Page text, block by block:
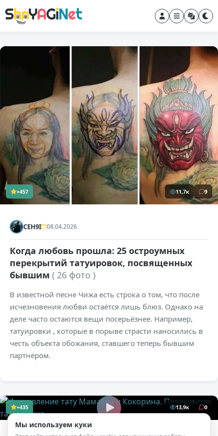
+457 11,7к 9
CEH9I 08.04.2026
Когда любовь прошла: 25 остроумных
перекрытий татуировок, посвященных
бывшим ( 26 фото )
В известной песне Чижа есть строка о том, что после
исчезновения любви остаётся лишь блюз. Однако на
деле часто остаются вещи посерьёзнее. Например,
татуировки , которые в порыве страсти наносились в
честь объекта обожания, ставшего теперь бывшим
партнёром.
+435 13,9к 0
Мы используем куки